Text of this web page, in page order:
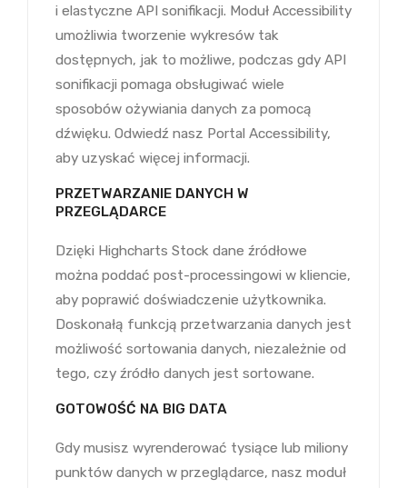
i elastyczne API sonifikacji. Moduł Accessibility
umożliwia tworzenie wykresów tak
dostępnych, jak to możliwe, podczas gdy API
sonifikacji pomaga obsługiwać wiele
sposobów ożywiania danych za pomocą
dźwięku. Odwiedź nasz Portal Accessibility,
aby uzyskać więcej informacji.
PRZETWARZANIE DANYCH W
PRZEGLĄDARCE
Dzięki Highcharts Stock dane źródłowe
można poddać post-processingowi w kliencie,
aby poprawić doświadczenie użytkownika.
Doskonałą funkcją przetwarzania danych jest
możliwość sortowania danych, niezależnie od
tego, czy źródło danych jest sortowane.
GOTOWOŚĆ NA BIG DATA
Gdy musisz wyrenderować tysiące lub miliony
punktów danych w przeglądarce, nasz moduł